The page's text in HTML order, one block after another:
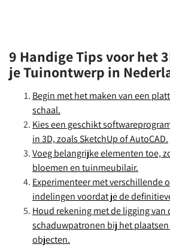
9 Handige Tips voor het
je Tuinontwerp in
Begin met het maken van een
schaal.
Kies een geschikt
in 3D, zoals SketchUp of AutoCAD.
Voeg belangrijke elementen toe,
bloemen en tuinmeubilair.
Experimenteer met verschillende
indelingen voordat je de
Houd rekening met de ligging van
schaduwpatronen bij het
objecten.